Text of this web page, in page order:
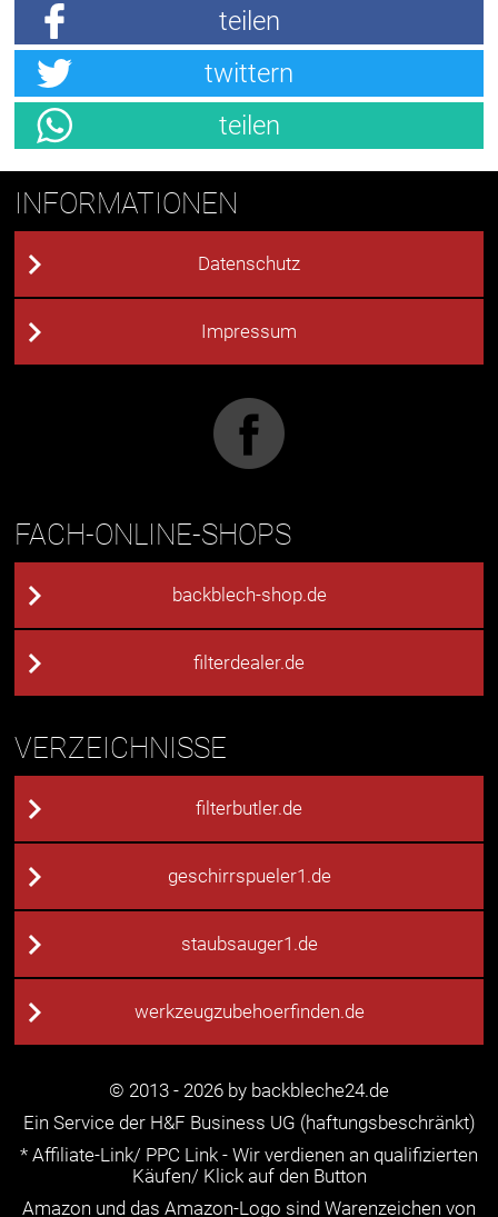
teilen
twittern
teilen
INFORMATIONEN
Datenschutz
Impressum
FACH-ONLINE-SHOPS
backblech-shop.de
filterdealer.de
VERZEICHNISSE
filterbutler.de
geschirrspueler1.de
staubsauger1.de
werkzeugzubehoerfinden.de
© 2013 - 2026 by backbleche24.de
Ein Service der H&F Business UG (haftungsbeschränkt)
* Affiliate-Link/ PPC Link - Wir verdienen an qualifizierten
Käufen/ Klick auf den Button
Amazon und das Amazon-Logo sind Warenzeichen von